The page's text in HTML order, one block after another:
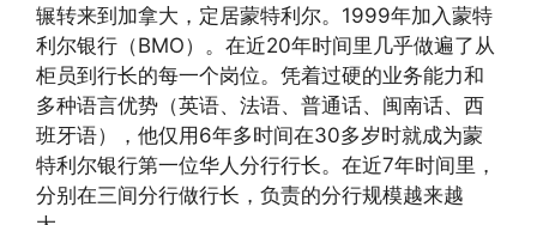
辗转来到加拿大，定居蒙特利尔。1999年加入蒙特
利尔银行（BMO）。在近20年时间里几乎做遍了从
柜员到行长的每一个岗位。凭着过硬的业务能力和
多种语言优势（英语、法语、普通话、闽南话、西
班牙语），他仅用6年多时间在30多岁时就成为蒙
特利尔银行第一位华人分行行长。在近7年时间里，
分别在三间分行做行长，负责的分行规模越来越